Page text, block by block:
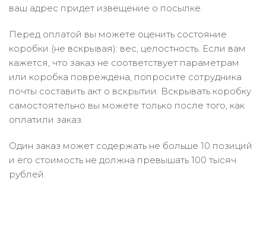
ваш адрес придет извещение о посылке.
Перед оплатой вы можете оценить состояние
коробки (не вскрывая): вес, целостность. Если вам
кажется, что заказ не соответствует параметрам
или коробка повреждена, попросите сотрудника
почты составить акт о вскрытии. Вскрывать коробку
самостоятельно вы можете только после того, как
оплатили заказ.
Один заказ может содержать не больше 10 позиций
и его стоимость не должна превышать 100 тысяч
рублей.